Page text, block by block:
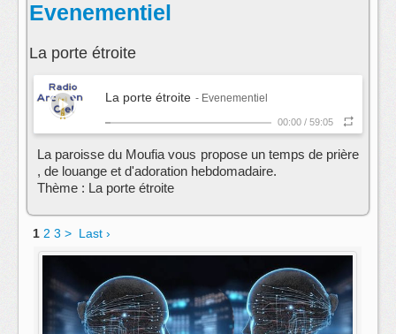
Evenementiel
La porte étroite
La porte étroite - Evenementiel
00:00 / 59:05
La paroisse du Moufia vous propose un temps de prière
, de louange et d'adoration hebdomadaire.
Thème : La porte étroite
1 2 3 > Last ›